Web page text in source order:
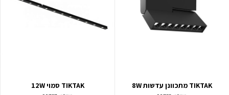
TIKTAK מתכוונן עדשות 8W TIKTAK סמוי 12W